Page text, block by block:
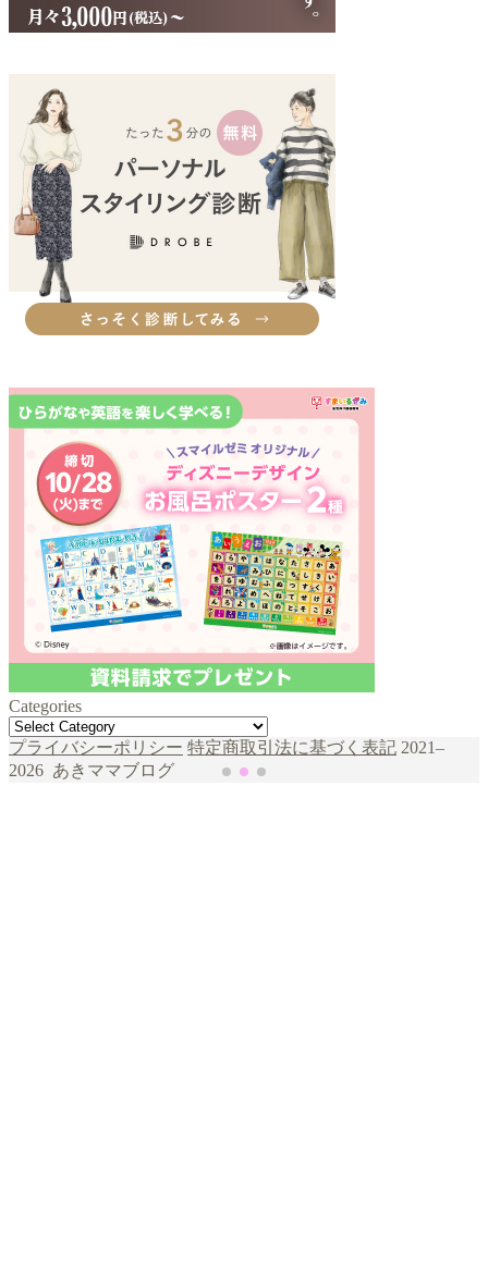
Categories
Categories
şans
casino
vidobet
|
vidobet
|
vidobet
güncel
vidobet
giriş
casinolevant
|
casinolevant
|
casinolevant
|
vidobet
giriş
şans
casino
casinolevant
giriş
casino
şans
şans
casino
casino
levant
casino
şans
casino
şans
boostaro
|
casinolevant
giriş
şans
casino
casinolevant
giriş
şanscasino
|
vidobet
|
vidobet
giriş
levant
casino
gorabet
|
galyabet
|
gorabet
|
gorabet
|
gorabet
|
vidobet
giriş
galyabet
|
gorabet
|
gorabet
|
nigeria
betting
sports
betting
プライバシーポリシー 特定商取引法に基づく表記 2021–
2026 あきママブログ